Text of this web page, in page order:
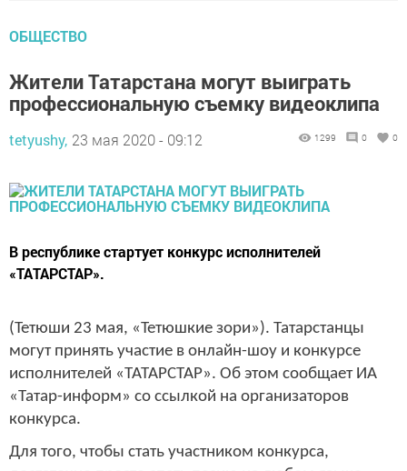
ОБЩЕСТВО
Жители Татарстана могут выиграть
профессиональную съемку видеоклипа
tetyushy, 23 мая 2020 - 09:12 1299 0 0
В республике стартует конкурс исполнителей
«ТАТАРСТАР».
(Тетюши 23 мая, «Тетюшкие зори»). Татарстанцы
могут принять участие в онлайн-шоу и конкурсе
исполнителей «ТАТАРСТАР». Об этом сообщает ИА
«Татар-информ» со ссылкой на организаторов
конкурса.
Для того, чтобы стать участником конкурса,